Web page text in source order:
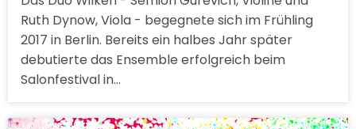
Ruth Dynow, Viola - begegnete sich im Frühling
2017 in Berlin. Bereits ein halbes Jahr später
debutierte das Ensemble erfolgreich beim
Salonfestival in…